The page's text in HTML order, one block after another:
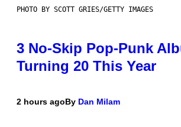
PHOTO BY SCOTT GRIES/GETTY IMAGES
3 No-Skip Pop-Punk
Turning 20 This Year
2 hours agoBy Dan Milam